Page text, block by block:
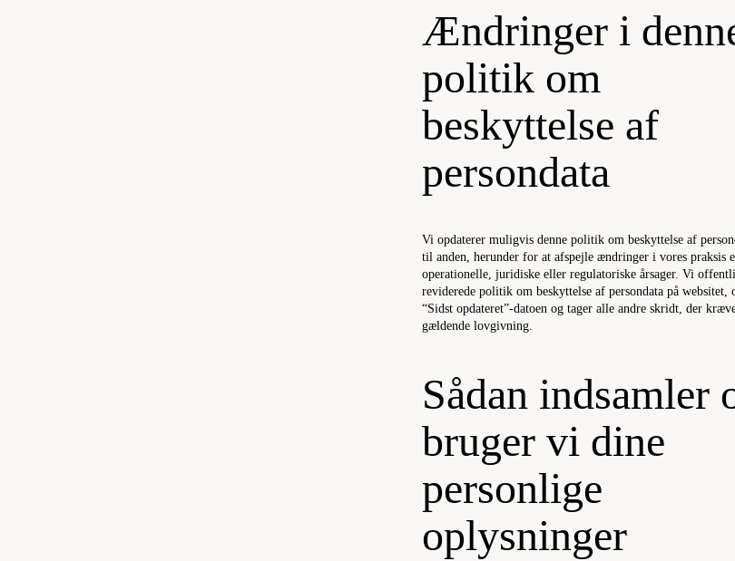
Ændringer i
politik om
beskyttelse af
persondata
Vi opdaterer muligvis denne politik om beskyttelse af
til anden, herunder for at afspejle ændringer i vores praksis
operationelle, juridiske eller regulatoriske årsager. Vi
reviderede politik om beskyttelse af persondata på websitet,
“Sidst opdateret”-datoen og tager alle andre skridt, der
gældende lovgivning.
Sådan indsamler
bruger vi dine
personlige
oplysninger